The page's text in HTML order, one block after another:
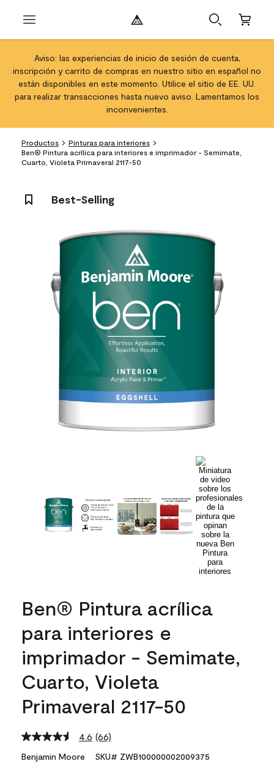
Aviso: las experiencias de inicio de sesión de cuenta,
inscripción y carrito de compras en nuestro sitio en español no
están disponibles en este momento. Utilice el sitio de EE. UU.
para realizar transacciones hasta nuevo aviso. Lamentamos los
inconvenientes.
Productos
Pinturas para interiores
Ben® Pintura acrílica para interiores e imprimador - Semimate,
Cuarto, Violeta Primaveral 2117-50
Best-Selling
Ben® Pintura acrílica
para interiores e
imprimador - Semimate,
Cuarto, Violeta
Primaveral 2117-50
4.6 Read
66
Reviews.
(66)
Benjamin Moore SKU# ZWB100000002009375